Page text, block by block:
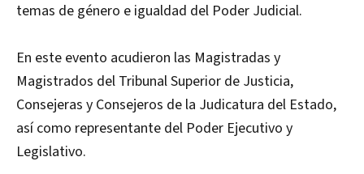
temas de género e igualdad del Poder Judicial.
En este evento acudieron las Magistradas y
Magistrados del Tribunal Superior de Justicia,
Consejeras y Consejeros de la Judicatura del Estado,
así como representante del Poder Ejecutivo y
Legislativo.